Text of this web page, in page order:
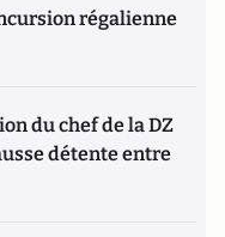
régalienne
du chef de la DZ
détente entre